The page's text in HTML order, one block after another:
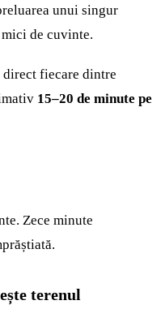
unui singur
de cuvinte.
direct fiecare dintre
15–20 de minute pe
Zece minute
terenul